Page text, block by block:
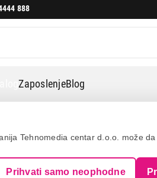
Tehnomedia centar d.o.o. može
Prihvati samo neophodne
888
ZaposlenjeBlog
HANSA